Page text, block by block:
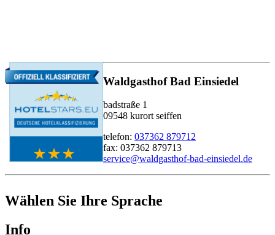
Waldgasthof Bad Einsiedel
badstraße 1
09548 kurort seiffen
telefon: 037362 879712
fax: 037362 879713
service@waldgasthof-bad-einsiedel.de
Wählen Sie Ihre Sprache
Info